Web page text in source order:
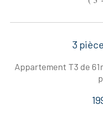
3
Appartement T3 de